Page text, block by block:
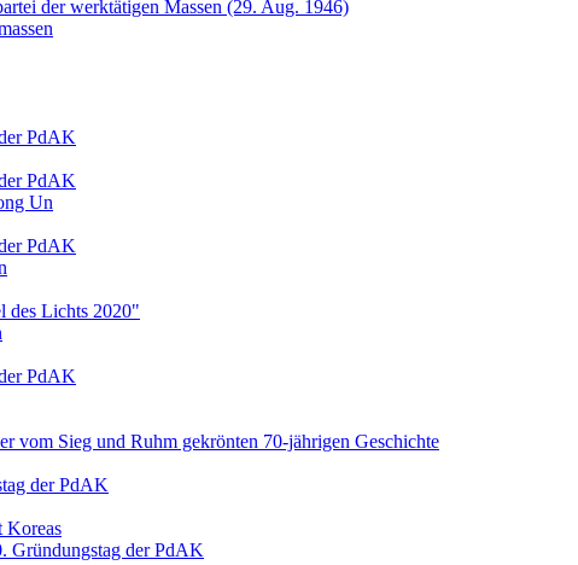
der werktätigen Massen (29. Aug. 1946)
PdAK
PdAK
Un
PdAK
des Lichts 2020"
PdAK
vom Sieg und Ruhm gekrönten 70-jährigen Geschichte
der PdAK
Koreas
Gründungstag der PdAK